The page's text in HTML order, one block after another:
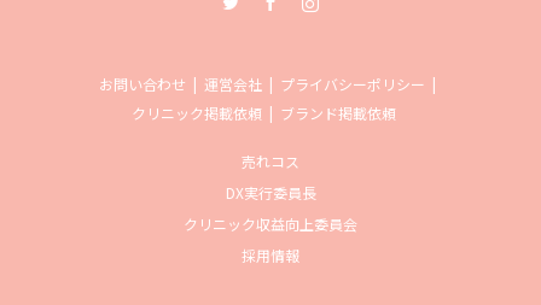
お問い合わせ 運営会社
プライバシーポリシー
クリニック掲載依頼
ブランド掲載依頼
売れコス
DX実行委員長
クリニック収益向上委員会
採用情報